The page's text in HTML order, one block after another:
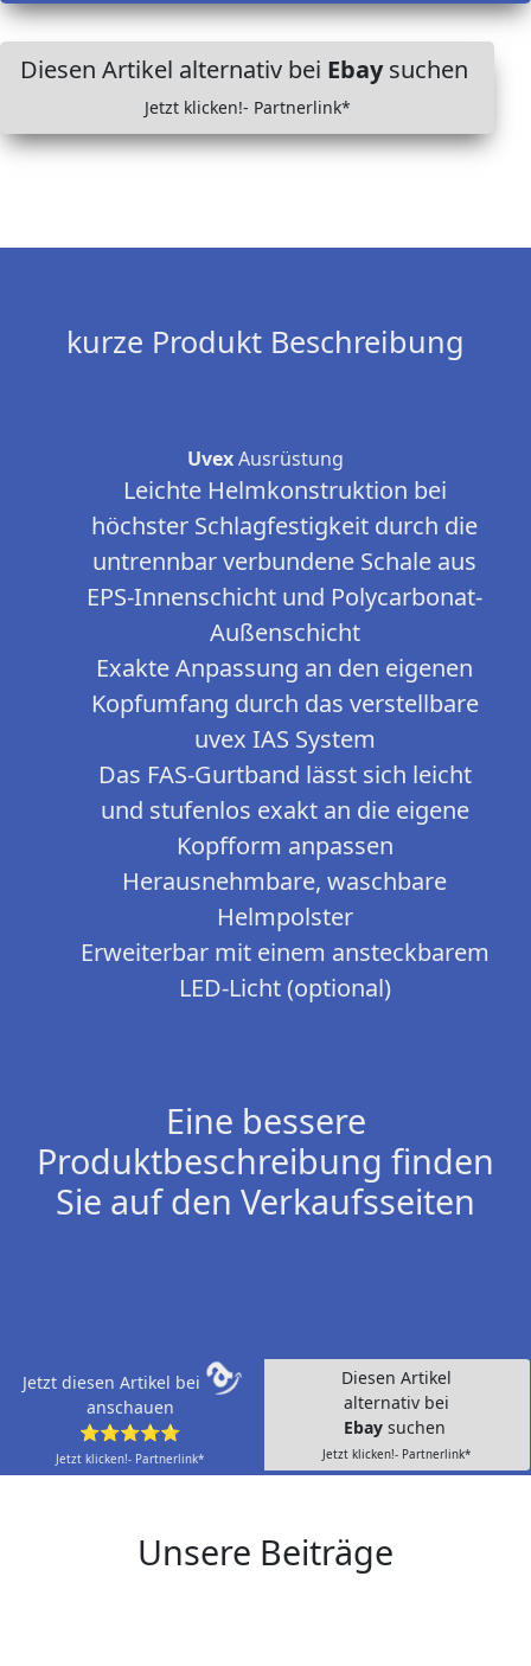
Diesen Artikel alternativ bei Ebaysuchen
Jetzt klicken!- Partnerlink*
kurze Produkt Beschreibung
UvexAusrüstung
Leichte Helmkonstruktion bei
höchster Schlagfestigkeit durch die
untrennbar verbundene Schale aus
EPS-Innenschicht und Polycarbonat-
Außenschicht
Exakte Anpassung an den eigenen
Kopfumfang durch das verstellbare
uvex IAS System
Das FAS-Gurtband lässt sich leicht
und stufenlos exakt an die eigene
Kopfform anpassen
Herausnehmbare, waschbare
Helmpolster
Erweiterbar mit einem ansteckbarem
LED-Licht (optional)
Eine bessere
Produktbeschreibung finden
Sie auf den Verkaufsseiten
Jetzt diesen Artikel bei
anschauen
⭐⭐⭐⭐⭐
Jetzt klicken!- Partnerlink*
Diesen Artikel
alternativ bei
Ebay suchen
Jetzt klicken!- Partnerlink*
Unsere Beiträge